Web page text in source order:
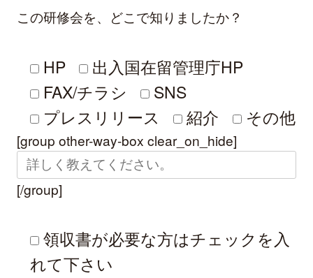
この研修会を、どこで知りましたか？
HP
出入国在留管理庁HP
FAX/チラシ
SNS
プレスリリース
紹介 その他
[group other-way-box clear_on_hide]
[/group]
領収書が必要な方はチェックを入
れて下さい